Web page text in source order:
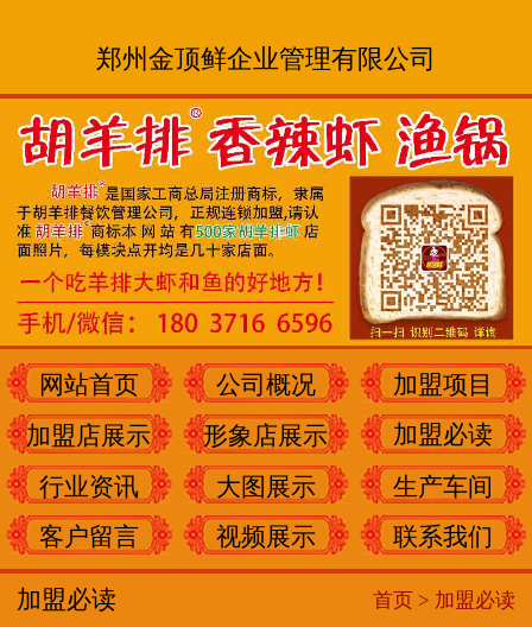
郑州金顶鲜企业管理有限公司
网站首页 公司概况
加盟项目
加盟店展示
形象店展示
加盟必读
行业资讯
大图展示
生产车间
客户留言
视频展示 联系我们
加盟必读 加盟必读
首页 >